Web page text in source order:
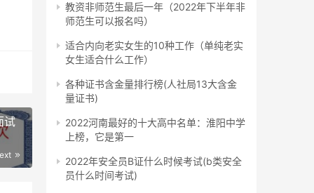
试
教资非师范生最后一年（2022年下半年非
师范生可以报名吗）
适合内向老实女生的10种工作（单纯老实
女生适合什么工作）
各种证书含金量排行榜(人社局13大含金
量证书)
2022河南最好的十大高中名单：淮阳中学
上榜，它是第一
2022年安全员B证什么时候考试(b类安全
员什么时间考试)